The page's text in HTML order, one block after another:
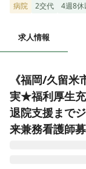
病院 2交代 4週8休
求人情報
《福岡/久留
実★福利厚生
退院支援まで
来兼務看護師